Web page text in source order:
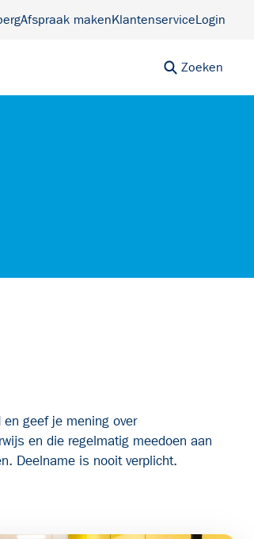
Afspraak makenKlantenserviceLogin
Zoeken
en geef je mening over
en die regelmatig meedoen aan
Deelname is nooit verplicht.